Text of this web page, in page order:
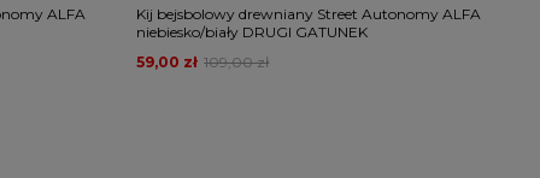
ALFA
Kij bejsbolowy drewniany Street Autonomy ALFA
niebiesko/biały DRUGI GATUNEK
109,00 zł
59,00 zł